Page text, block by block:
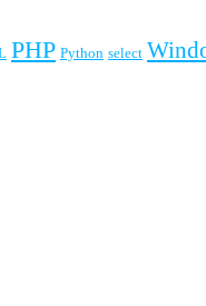
PHP Python select